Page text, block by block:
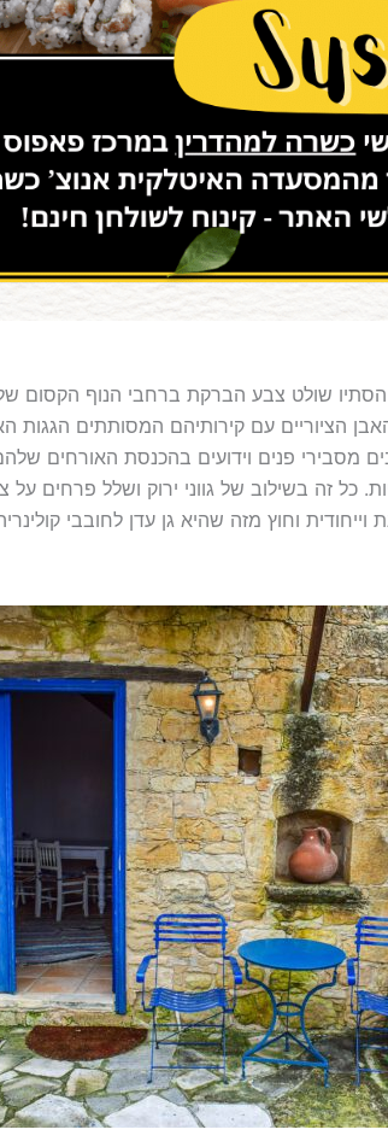
שולט צבע הברקת ברחבי הנוף הקסום
הציוריים עם קירותיהם המסותתים הגגות
מסבירי פנים וידועים בהכנסת האורחים
כל זה בשילוב של גווני ירוק ושלל פרחים על
וייחודית וחוץ מזה שהיא גן עדן לחובבי